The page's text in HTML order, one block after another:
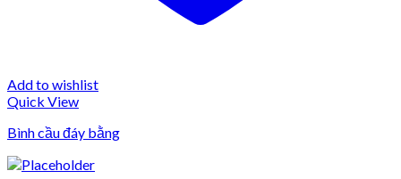
Add to wishlist
Quick View
Bình cầu đáy bằng